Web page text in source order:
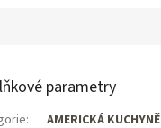
parametry
:
AMERICKÁ KUCHYNĚ